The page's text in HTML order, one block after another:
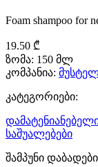
Foam shampoo for
19.50 ₾
ზომა: 150 მლ
კომპანია:
კატეგორიები:
საშუალებები
შამპუნი